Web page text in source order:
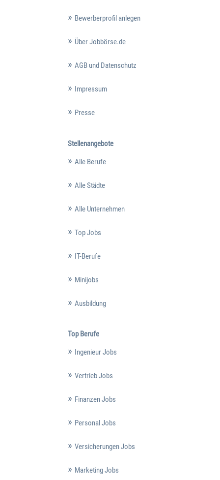
Bewerberprofil anlegen
Über Jobbörse.de
AGB und Datenschutz
Impressum
Presse
Stellenangebote
Alle Berufe
Alle Städte
Alle Unternehmen
Top Jobs
IT-Berufe
Minijobs
Ausbildung
Top Berufe
Ingenieur Jobs
Vertrieb Jobs
Finanzen Jobs
Personal Jobs
Versicherungen Jobs
Marketing Jobs